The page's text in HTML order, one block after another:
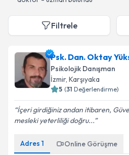
Filtrele
Psk. Dan. Oktay
Psikolojik Danışman
İzmir, Karşıyaka
5 (31 Değerlendirme)
İçeri girdiğiniz andan itibaren,
mesleki yeterliliği doğru...
Adres 1 Online Görüşme